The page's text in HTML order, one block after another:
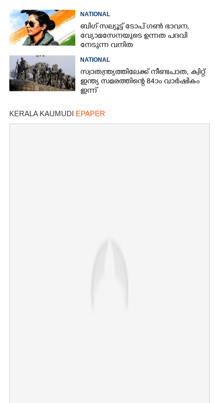
NATIONAL
ബിഗ് സല്യൂട്ട് ടോപ് ഗൺ ഭാവന,​
വ്യോമസേനയുടെ ഉന്നത പദവി
നേടുന്ന വനിത
NATIONAL
സ്വാതന്ത്ര്യത്തിലേക്ക് നീണ്ടപാത, ക്വിറ്റ്
ഇന്ത്യ സമരത്തിന്റെ 84ാം വാർഷികം
ഇന്ന്
KERALA KAUMUDI EPAPER